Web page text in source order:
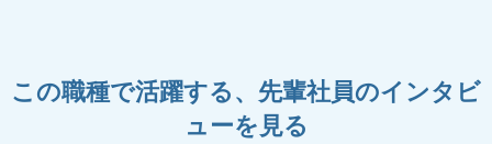
この職種で活躍する、先輩社員のインタビ
ューを見る